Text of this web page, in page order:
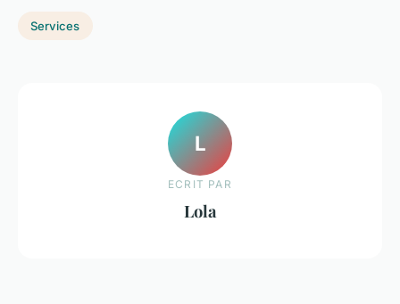
Services
L
ECRIT PAR
Lola